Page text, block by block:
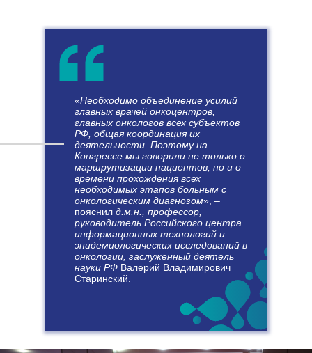
«Необходимо объединение усилий
главных врачей онкоцентров,
главных онкологов всех субъектов
РФ, общая координация их
деятельности. Поэтому на
Конгрессе мы говорили не только о
маршрутизации пациентов, но и о
времени прохождения всех
необходимых этапов больным с
онкологическим диагнозом», –
пояснил д.м.н., профессор,
руководитель Российского центра
информационных технологий и
эпидемиологических исследований в
онкологии, заслуженный деятель
науки РФ Валерий Владимирович
Старинский.